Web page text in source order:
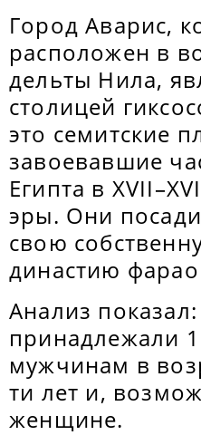
Город Аварис,
расположен в
дельты Нила,
столицей
это семитские
завоевавшие
Египта в
эры. Они
свою
династию
Анализ
принадлежали
мужчинам в
ти лет и,
женщине.